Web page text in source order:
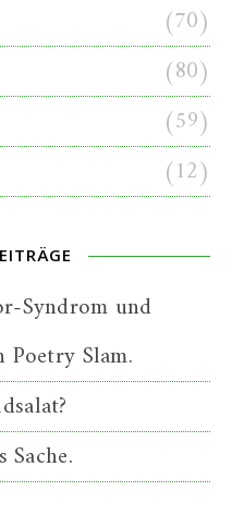
(70)
(80)
(59)
(12)
Syndrom und
Slam.